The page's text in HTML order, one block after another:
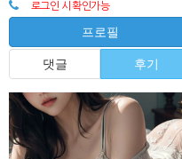
로그인 시 확인가능
프로필
댓글 후기